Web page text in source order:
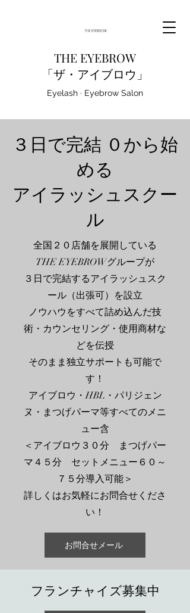
THE EYEBROW
「ザ・アイブロウ」
Eyelash · Eyebrow Salon
３日で完結 ０から始
める
アイラッシュスクー
ル
全国２０店舗を展開している
THE EYEBROWグループが
３日で完結するアイラッシュスク
ール（出張可）を設立
ノウハウをすべて詰め込んだ技
術・カウンセリング・使用商材な
どを伝授
そのまま独立サポートも可能で
す！
アイブロウ・HBL・パリジェン
ヌ・まつげパーマ等すべてのメニ
ュー含
＜アイブロウ３０分 まつげパー
マ４５分 セットメニュー６０～
７５分導入可能＞
​詳しくはお気軽にお問合せくださ
い！
お問合せメール
​フランチャイズ募集中